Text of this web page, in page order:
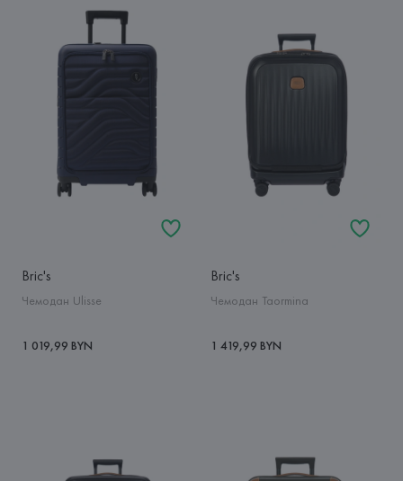
Bric's
Чемодан Ulisse
1 019,99 BYN
Bric's
Чемодан Taormina
1 419,99 BYN